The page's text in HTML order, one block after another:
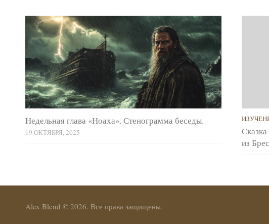
Недельная глава «Ноаха». Стенограмма беседы.
19 ОКТЯБРЯ, 2025
из
Alex Blend © 2026. Все права защищены.